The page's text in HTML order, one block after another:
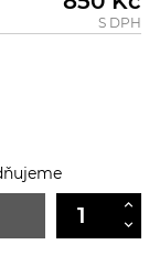
S DPH